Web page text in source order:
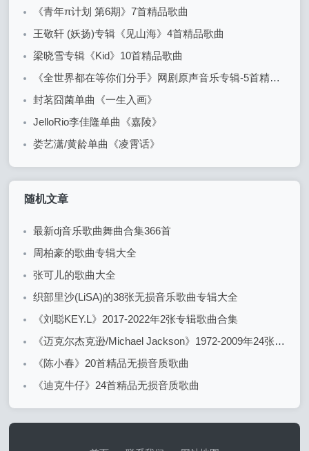
《青年π计划 第6期》7首精品歌曲
王敬轩 (妖扬)专辑《见山海》4首精品歌曲
梁晓雪专辑《Kid》10首精品歌曲
《全世界都在等你们分手》网剧原声音乐专辑-5首精品歌曲+20首配乐
封茗囧菌单曲《一生入画》
JelloRio李佳隆单曲《嘉陵》
娄艺潇/黄龄单曲《凌霄话》
随机文章
最新dj音乐歌曲舞曲合集366首
周柏豪的歌曲专辑大全
张可儿的歌曲大全
织部里沙(LiSA)的38张无损音乐歌曲专辑大全
《刘聪KEY.L》2017-2022年2张专辑歌曲合集
《迈克尔杰克逊/Michael Jackson》1972-2009年24张专辑歌曲合集
《陈小春》20首精品无损音质歌曲
《迪克牛仔》24首精品无损音质歌曲